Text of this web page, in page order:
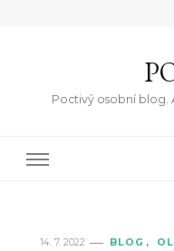
Poctivý osobní blog.
14. 7. 2022 BLOG